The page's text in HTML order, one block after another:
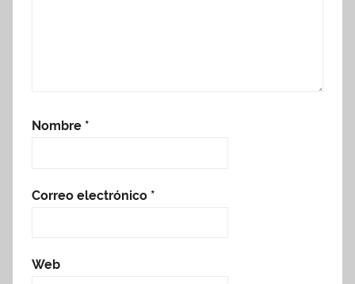
Nombre *
Correo electrónico *
Web